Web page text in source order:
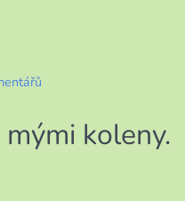
s
koleny.